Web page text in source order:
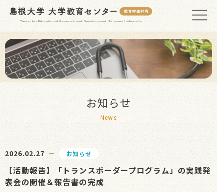
お知らせ
News
2026.02.27 お知らせ
【活動報告】「トランスボーダープログラム」の実践発
表会の開催＆報告書の完成